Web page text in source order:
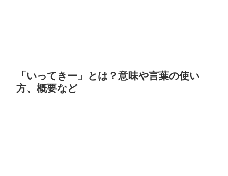
「いってきー」とは？意味や言葉の使い
方、概要など